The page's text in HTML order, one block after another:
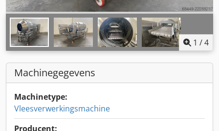
1 /4
Machinegegevens
Machinetype:
Vleesverwerkingsmachine
Producent: